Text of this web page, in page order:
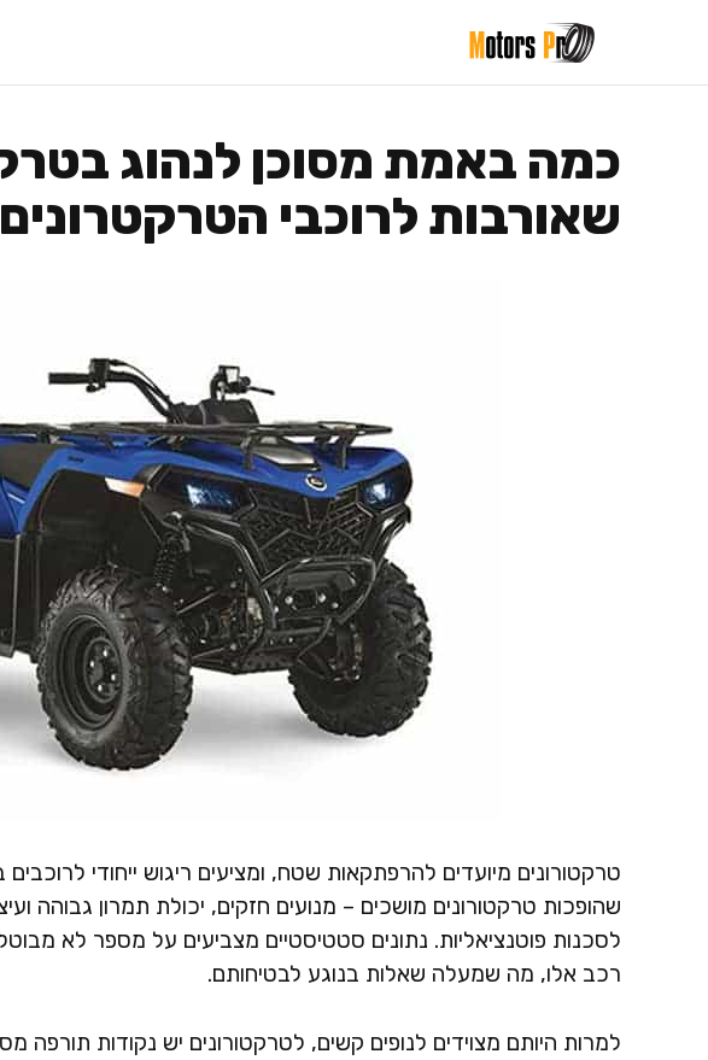
כמה באמת מסוכן לנהוג
שאורבות לרוכבי הטרקטרונים
טרקטורונים מיועדים להרפתקאות שטח, ומציעים ריגוש ייחודי
שהופכות טרקטורונים מושכים – מנועים חזקים, יכולת תמרון גבוהה
לסכנות פוטנציאליות. נתונים סטטיסטיים מצביעים על מספר לא
רכב אלו, מה שמעלה שאלות בנוגע לבטיחותם.
למרות היותם מצוידים לנופים קשים, לטרקטורונים יש נקודות תורפה